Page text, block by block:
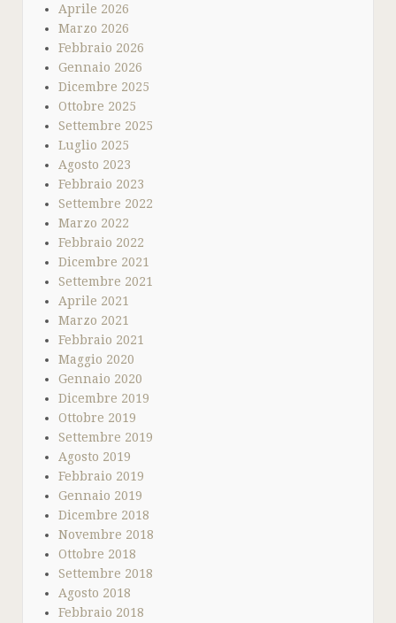
Aprile 2026
Marzo 2026
Febbraio 2026
Gennaio 2026
Dicembre 2025
Ottobre 2025
Settembre 2025
Luglio 2025
Agosto 2023
Febbraio 2023
Settembre 2022
Marzo 2022
Febbraio 2022
Dicembre 2021
Settembre 2021
Aprile 2021
Marzo 2021
Febbraio 2021
Maggio 2020
Gennaio 2020
Dicembre 2019
Ottobre 2019
Settembre 2019
Agosto 2019
Febbraio 2019
Gennaio 2019
Dicembre 2018
Novembre 2018
Ottobre 2018
Settembre 2018
Agosto 2018
Febbraio 2018